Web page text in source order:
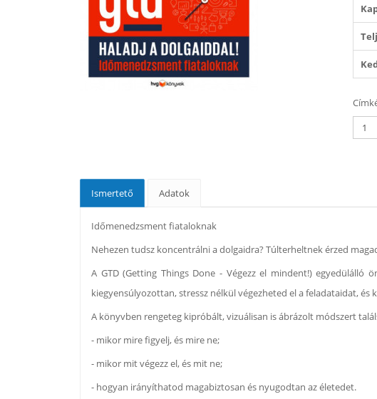
Ismertető Adatok
Időmenedzsment fiataloknak
Nehezen tudsz koncentrálni a dolgaidra? Túlterheltnek érzed
A GTD (Getting Things Done - Végezz el mindent!) egyedülálló
kiegyensúlyozottan, stressz nélkül végezheted el a feladataidat, és
A könyvben rengeteg kipróbált, vizuálisan is ábrázolt módszert
- mikor mire figyelj, és mire ne;
- mikor mit végezz el, és mit ne;
- hogyan irányíthatod magabiztosan és nyugodtan az életedet.